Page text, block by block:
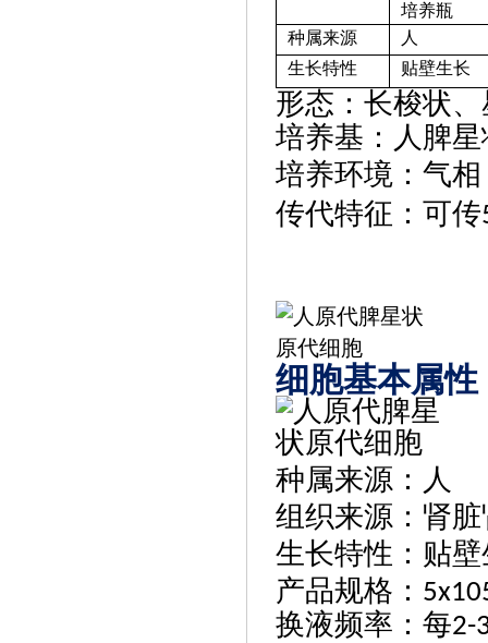
培养瓶
种属来源
人
生长特性
贴壁生长
形态：长梭状
培养基：人脾
培养环境：气相
传代特征：可传
细胞基本属性
种属来源 ： 人
组织来源 ：肾
生长特性 ：贴
产品规格 ：
换液频率 ： 每2-